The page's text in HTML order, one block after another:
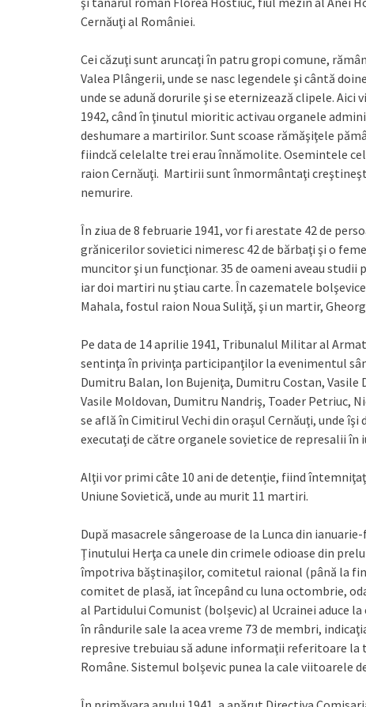
Cernăuţi al României.
Cei căzuţi sunt aruncaţi în patru gropi comune,
Valea Plângerii, unde se nasc legendele şi cântă
unde se adună dorurile şi se eternizează clipele.
1942, când în ţinutul mioritic activau organele
deshumare a martirilor. Sunt scoase rămăşiţele
fiindcă celelalte trei erau înnămolite. Osemintele
raion Cernăuţi. Martirii sunt înmormântaţi
nemurire.
În ziua de 8 februarie 1941, vor fi arestate 42 de
grănicerilor sovietici nimeresc 42 de bărbaţi şi o
muncitor şi un funcţionar. 35 de oameni aveau
iar doi martiri nu ştiau carte. În cazematele
Mahala, fostul raion Noua Suliţă, şi un martir,
Pe data de 14 aprilie 1941, Tribunalul Militar al
sentinţa în privinţa participanţilor la evenimentul
Dumitru Balan, Ion Bujeniţa, Dumitru Costan,
Vasile Moldovan, Dumitru Nandriş, Toader Petriuc,
se află în Cimitirul Vechi din oraşul Cernăuţi, unde
executaţi de către organele sovietice de represalii în
Alţii vor primi câte 10 ani de detenţie, fiind
Uniune Sovietică, unde au murit 11 martiri.
După masacrele sângeroase de la Lunca din
Ţinutului Herţa ca unele din crimele odioase din
împotriva băştinaşilor, comitetul raional (până la
comitet de plasă, iat începând cu luna octombrie,
al Partidului Comunist (bolşevic) al Ucrainei aduce
în rândurile sale la acea vreme 73 de membri,
represive trebuiau să adune informaţii referitoare
Române. Sistemul bolşevic punea la cale viitoarele